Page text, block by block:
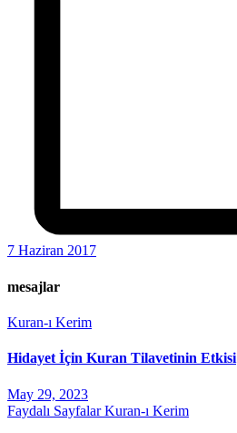
7 Haziran 2017
mesajlar
Kuran-ı Kerim
Hidayet İçin Kuran Tilavetinin Etkisi
May 29, 2023
Faydalı SayfalarKuran-ı Kerim